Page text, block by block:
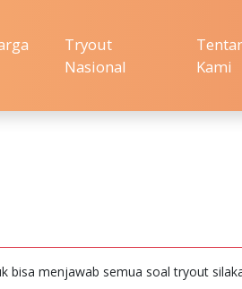
Tryout
Nasional
Kami
bisa menjawab semua soal tryout